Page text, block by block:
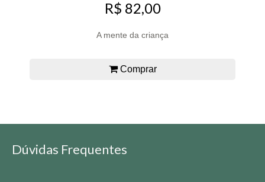
R$ 82,00
A mente da criança
Comprar
Dúvidas Frequentes